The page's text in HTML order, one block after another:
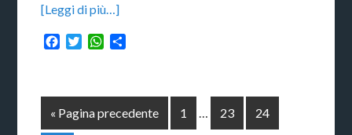
[Leggi di più…]
Facebook
TwitterWhatsApp
« Pagina precedente 1 … 23 24